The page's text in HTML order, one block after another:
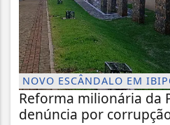
NOVO ESCÂNDALO EM
Reforma milionária da
denúncia por